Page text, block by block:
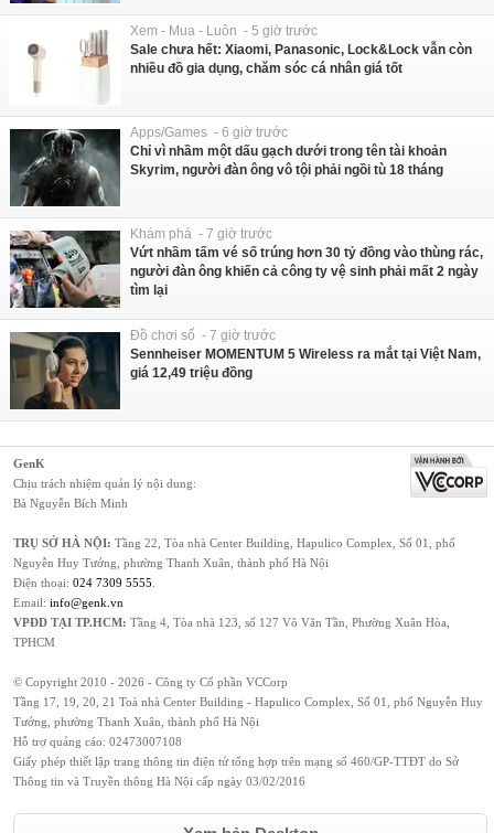
Xem - Mua - Luôn - 5 giờ trước
Sale chưa hết: Xiaomi, Panasonic, Lock&Lock vẫn còn
nhiều đồ gia dụng, chăm sóc cá nhân giá tốt
Apps/Games - 6 giờ trước
Chỉ vì nhầm một dấu gạch dưới trong tên tài khoản
Skyrim, người đàn ông vô tội phải ngồi tù 18 tháng
Khám phá - 7 giờ trước
Vứt nhầm tấm vé số trúng hơn 30 tỷ đồng vào thùng rác,
người đàn ông khiến cả công ty vệ sinh phải mất 2 ngày
tìm lại
Đồ chơi số - 7 giờ trước
Sennheiser MOMENTUM 5 Wireless ra mắt tại Việt Nam,
giá 12,49 triệu đồng
GenK
Chịu trách nhiệm quản lý nội dung:
Bà Nguyễn Bích Minh
TRỤ SỞ HÀ NỘI: Tầng 22, Tòa nhà Center Building, Hapulico Complex, Số 01, phố
Nguyễn Huy Tưởng, phường Thanh Xuân, thành phố Hà Nội
Điện thoại: 024 7309 5555
Email: info@genk.vn
VPĐD TẠI TP.HCM: Tầng 4, Tòa nhà 123, số 127 Võ Văn Tần, Phường Xuân Hòa,
TPHCM
© Copyright 2010 - 2026 - Công ty Cổ phần VCCorp
Tầng 17, 19, 20, 21 Toà nhà Center Building - Hapulico Complex, Số 01, phố Nguyễn Huy
Tưởng, phường Thanh Xuân, thành phố Hà Nội
Hỗ trợ quảng cáo: 02473007108
Giấy phép thiết lập trang thông tin điện tử tổng hợp trên mạng số 460/GP-TTĐT do Sở
Thông tin và Truyền thông Hà Nội cấp ngày 03/02/2016